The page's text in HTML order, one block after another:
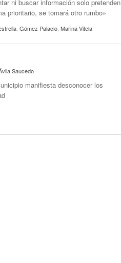
ni buscar información solo pretenden
prioritario, se tomará otro rumbo»
Gómez Palacio Marina Vitela
Saucedo
manifiesta desconocer los